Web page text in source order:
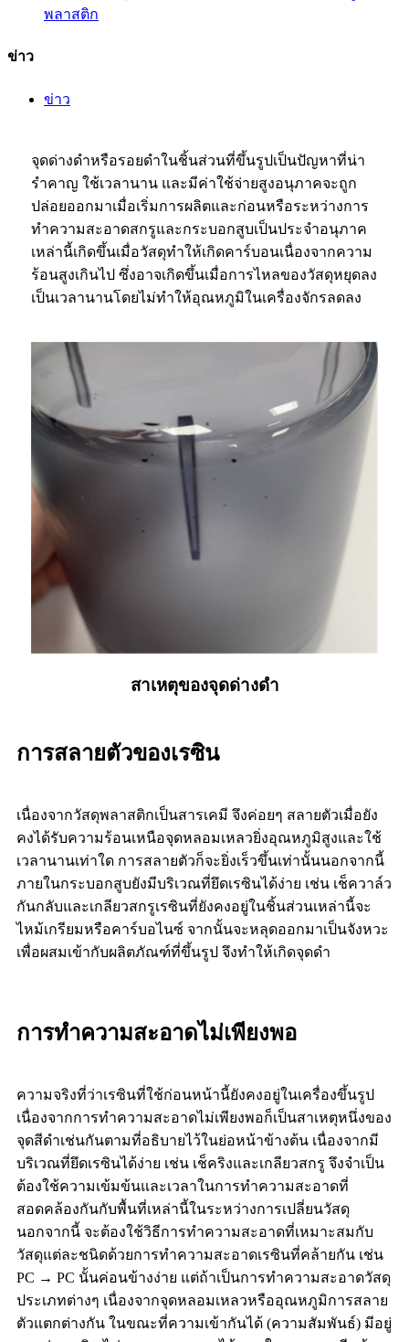
พลาสติก
ข่าว
ข่าว
จุดด่างดำหรือรอยดำในชิ้นส่วนที่ขึ้นรูปเป็นปัญหาที่น่า
รำคาญ ใช้เวลานาน และมีค่าใช้จ่ายสูงอนุภาคจะถูก
ปล่อยออกมาเมื่อเริ่มการผลิตและก่อนหรือระหว่างการ
ทำความสะอาดสกรูและกระบอกสูบเป็นประจำอนุภาค
เหล่านี้เกิดขึ้นเมื่อวัสดุทำให้เกิดคาร์บอนเนื่องจากความ
ร้อนสูงเกินไป ซึ่งอาจเกิดขึ้นเมื่อการไหลของวัสดุหยุดลง
เป็นเวลานานโดยไม่ทำให้อุณหภูมิในเครื่องจักรลดลง
สาเหตุของจุดด่างดำ
การสลายตัวของเรซิน
เนื่องจากวัสดุพลาสติกเป็นสารเคมี จึงค่อยๆ สลายตัวเมื่อยัง
คงได้รับความร้อนเหนือจุดหลอมเหลวยิ่งอุณหภูมิสูงและใช้
เวลานานเท่าใด การสลายตัวก็จะยิ่งเร็วขึ้นเท่านั้นนอกจากนี้
ภายในกระบอกสูบยังมีบริเวณที่ยึดเรซินได้ง่าย เช่น เช็ควาล์ว
กันกลับและเกลียวสกรูเรซินที่ยังคงอยู่ในชิ้นส่วนเหล่านี้จะ
ไหม้เกรียมหรือคาร์บอไนซ์ จากนั้นจะหลุดออกมาเป็นจังหวะ
เพื่อผสมเข้ากับผลิตภัณฑ์ที่ขึ้นรูป จึงทำให้เกิดจุดดำ
การทำความสะอาดไม่เพียงพอ
ความจริงที่ว่าเรซินที่ใช้ก่อนหน้านี้ยังคงอยู่ในเครื่องขึ้นรูป
เนื่องจากการทำความสะอาดไม่เพียงพอก็เป็นสาเหตุหนึ่งของ
จุดสีดำเช่นกันตามที่อธิบายไว้ในย่อหน้าข้างต้น เนื่องจากมี
บริเวณที่ยึดเรซินได้ง่าย เช่น เช็คริงและเกลียวสกรู จึงจำเป็น
ต้องใช้ความเข้มข้นและเวลาในการทำความสะอาดที่
สอดคล้องกันกับพื้นที่เหล่านี้ในระหว่างการเปลี่ยนวัสดุ
นอกจากนี้ จะต้องใช้วิธีการทำความสะอาดที่เหมาะสมกับ
วัสดุแต่ละชนิดด้วยการทำความสะอาดเรซินที่คล้ายกัน เช่น
PC → PC นั้นค่อนข้างง่าย แต่ถ้าเป็นการทำความสะอาดวัสดุ
ประเภทต่างๆ เนื่องจากจุดหลอมเหลวหรืออุณหภูมิการสลาย
ตัวแตกต่างกัน ในขณะที่ความเข้ากันได้ (ความสัมพันธ์) มีอยู่